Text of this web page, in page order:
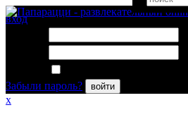
вход
Забыли пароль?
войти
x